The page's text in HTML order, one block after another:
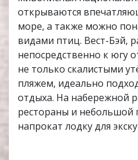
открываются
море, а также можно
видами птиц. Вест-Бэй,
непосредственно к югу
не только скалистыми
пляжем, идеально
отдыха. На набережной
рестораны и небольшой
напрокат лодку для